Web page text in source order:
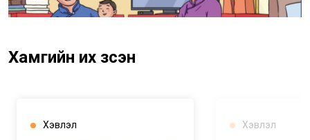
Хамгийн их үзсэн
Хэвлэл Хэвлэл